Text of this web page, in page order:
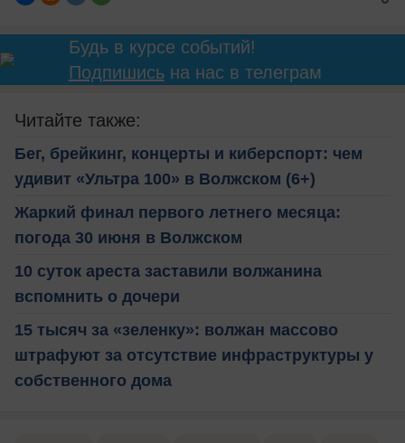
Будь в курсе событий!
Подпишисьна нас в телеграм
Читайте также:
Бег, брейкинг, концерты и киберспорт: чем
удивит «Ультра 100» в Волжском (6+)
Жаркий финал первого летнего месяца:
погода 30 июня в Волжском
10 суток ареста заставили волжанина
вспомнить о дочери
15 тысяч за «зеленку»: волжан массово
штрафуют за отсутствие инфраструктуры у
собственного дома